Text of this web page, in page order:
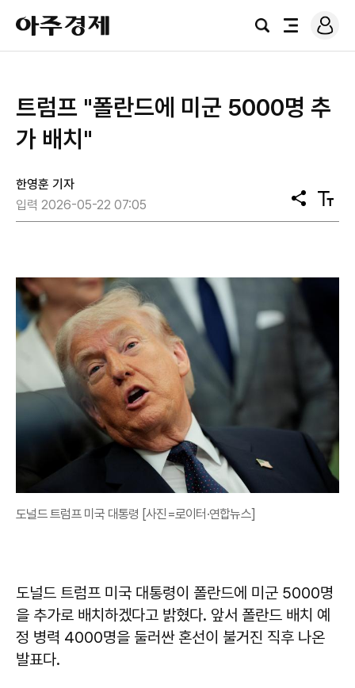
아
주
경
검
전
로
그
트럼프 "폴란드에 미군 5000명 추
가 배치"
한영훈 기자
입력 2026-05-22 07:05
공
유
텍
스
도널드 트럼프 미국 대통령 [사진=로이터·연합뉴스]
도널드 트럼프 미국 대통령이 폴란드에 미군 5000명
을 추가로 배치하겠다고 밝혔다. 앞서 폴란드 배치 예
정 병력 4000명을 둘러싼 혼선이 불거진 직후 나온
발표다.